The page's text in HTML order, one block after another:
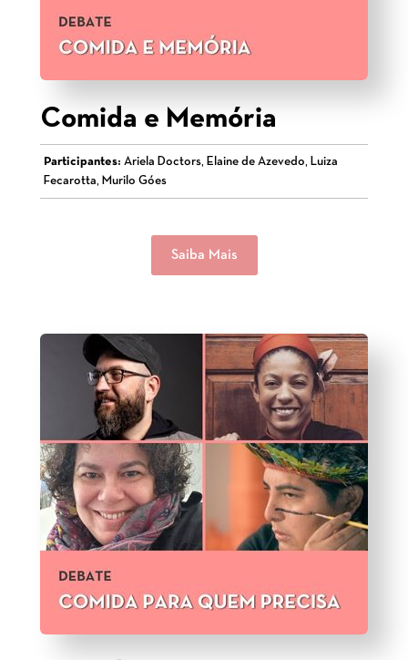
Comida e Memória
Participantes: Ariela Doctors, Elaine de Azevedo, Luiza
Fecarotta, Murilo Góes
Saiba Mais